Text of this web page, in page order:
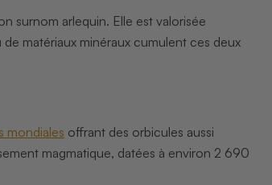
surnom arlequin. Elle est valorisée
matériaux minéraux cumulent ces deux
mondiales offrant des orbicules aussi
magmatique, datées à environ 2 690